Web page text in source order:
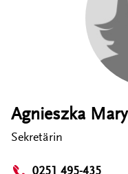
Agnieszka
Sekretärin
0251 495-435